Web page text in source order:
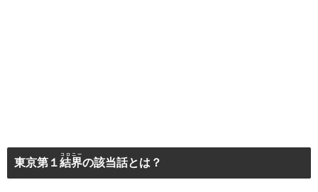
東京第１結界
コロニー
の該当話とは？